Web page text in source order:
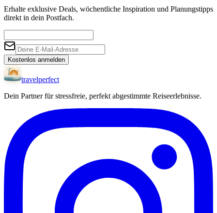
Erhalte exklusive Deals, wöchentliche Inspiration und Planungstipps
direkt in dein Postfach.
Kostenlos anmelden
travelperfect
Dein Partner für stressfreie, perfekt abgestimmte Reiseerlebnisse.